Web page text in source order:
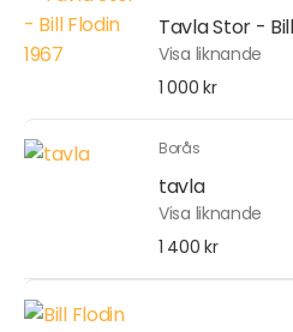
Tavla Stor -
Visa liknande
1 000 kr
Borås
tavla
Visa liknande
1 400 kr